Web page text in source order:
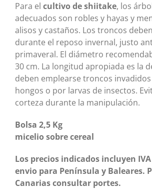
Para el cultivo de shiitake, los
adecuados son robles y hayas y
alisos y castaños. Los troncos
durante el reposo invernal, justo
primaveral. El diámetro
30 cm. La longitud apropiada es la
deben emplearse troncos
hongos o por larvas de insectos.
corteza durante la manipulación.
Bolsa 2,5 Kg
micelio sobre cereal
Los precios indicados incluyen
envio para Península y Baleares.
Canarias consultar portes.